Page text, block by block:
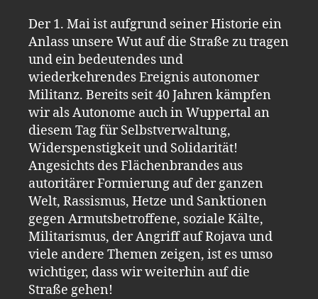
Der 1. Mai ist aufgrund seiner Historie ein
Anlass unsere Wut auf die Straße zu tragen
und ein bedeutendes und
wiederkehrendes Ereignis autonomer
Militanz. Bereits seit 40 Jahren kämpfen
wir als Autonome auch in Wuppertal an
diesem Tag für Selbstverwaltung,
Widerspenstigkeit und Solidarität!
Angesichts des Flächenbrandes aus
autoritärer Formierung auf der ganzen
Welt, Rassismus, Hetze und Sanktionen
gegen Armutsbetroffene, soziale Kälte,
Militarismus, der Angriff auf Rojava und
viele andere Themen zeigen, ist es umso
wichtiger, dass wir weiterhin auf die
Straße gehen!